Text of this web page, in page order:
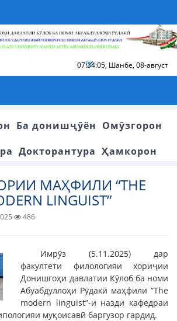
07:34:05, Шанбе, 08-август
Ба донишҷӯён Омӯзгорон
Докторантура Ҳамкорон
МАҲФИЛИ “THE
LINGUIST”
486
Имрӯз (5.11.2025) дар
факултети филологияи хориҷии
Донишгоҳи давлатии Кӯлоб ба номи
Абуабдуллоҳи Рӯдакӣ маҳфили “The
modern linguist”-и назди кафедраи
муқоисавӣ баргузор гардид.